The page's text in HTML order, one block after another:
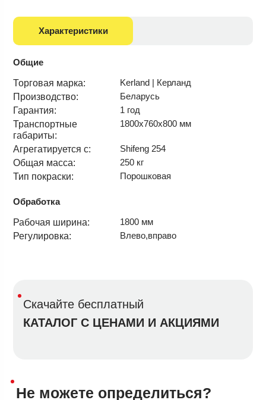
Характеристики
Общие
Торговая марка:
Kerland | Керланд
Производство:
Беларусь
Гарантия:
1 год
Транспортные
габариты:
1800х760х800 мм
Агрегатируется с:
Shifeng 254
Общая масса:
250 кг
Тип покраски:
Порошковая
Обработка
Рабочая ширина:
1800 мм
Регулировка:
Влево,вправо
Скачайте бесплатный
КАТАЛОГ С ЦЕНАМИ И АКЦИЯМИ
Не можете определиться?